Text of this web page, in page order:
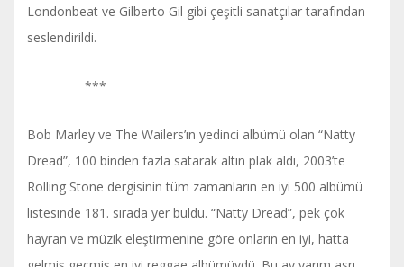
Londonbeat ve Gilberto Gil gibi çeşitli sanatçılar tarafından
seslendirildi.
***
Bob Marley ve The Wailers’ın yedinci albümü olan “Natty
Dread”, 100 binden fazla satarak altın plak aldı, 2003’te
Rolling Stone dergisinin tüm zamanların en iyi 500 albümü
listesinde 181. sırada yer buldu. “Natty Dread”, pek çok
hayran ve müzik eleştirmenine göre onların en iyi, hatta